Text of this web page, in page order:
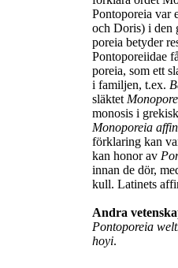
Pontoporeia var
och Doris) i den
poreia betyder
Pontoporeiidae
poreia, som ett
i familjen, t.ex.
släktet
monosis i
Monoporeia
förklaring kan
kan honor av
innan de dör,
kull. Latinets
Andra
Pontoporeia
hoyi.